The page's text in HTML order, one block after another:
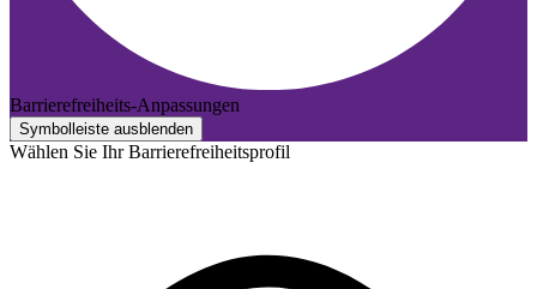
Barrierefreiheits-Anpassungen
Symbolleiste ausblenden
Wählen Sie Ihr Barrierefreiheitsprofil